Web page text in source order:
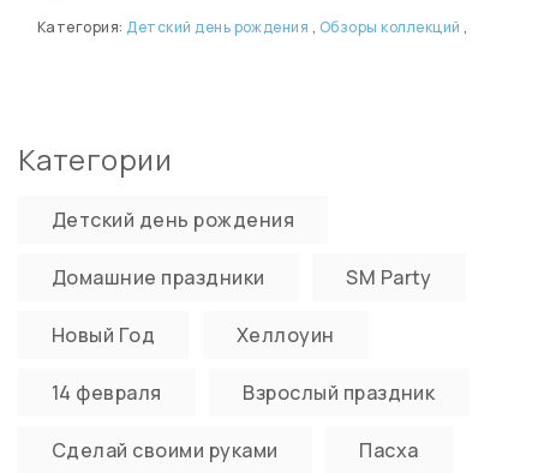
Категория:Детский день рождения , Обзоры коллекций ,
Категории
Детский день рождения
Домашние праздники SM Party
Новый Год Хеллоуин
14 февраля Взрослый праздник
Сделай своими руками Пасха